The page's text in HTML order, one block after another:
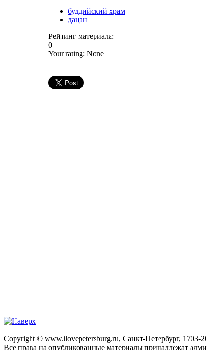
буддийский храм
дацан
Рейтинг материала:
0
Your rating: None
Copyright © www.ilovepetersburg.ru, Санкт-Петербург, 1703-
Все права на опубликованные материалы принадлежат